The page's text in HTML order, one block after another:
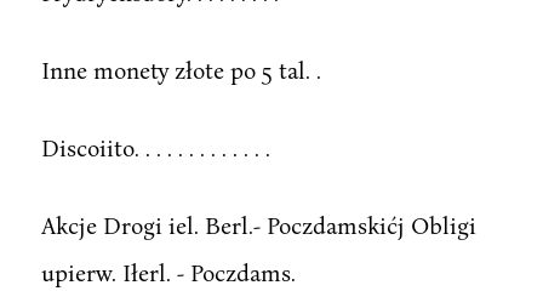
Inne monety złote po 5 tal. .
Discoiito. . . . . . . . . . . . .
Akcje Drogi iel. Berl.- Poczdamskićj Obligi
upierw. Iłerl. - Poczdams.